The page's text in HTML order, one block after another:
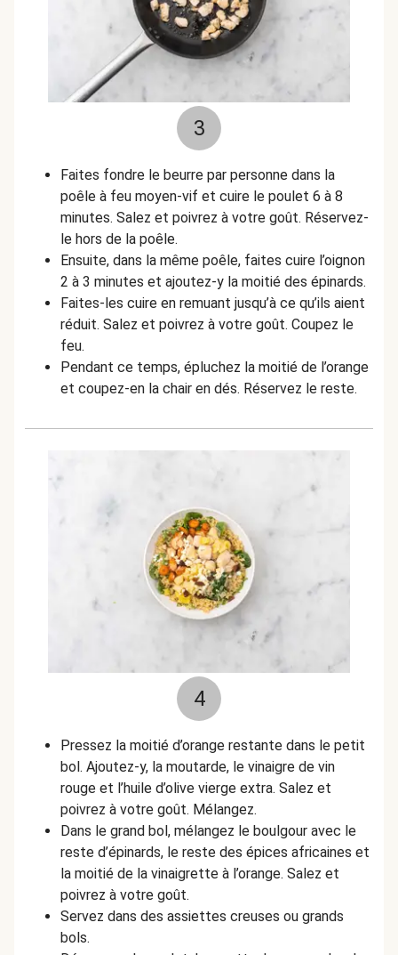
3
Faites fondre le beurre par personne dans la
poêle à feu moyen-vif et cuire le poulet 6 à 8
minutes. Salez et poivrez à votre goût. Réservez-
le hors de la poêle.
Ensuite, dans la même poêle, faites cuire l’oignon
2 à 3 minutes et ajoutez-y la moitié des épinards.
Faites-les cuire en remuant jusqu’à ce qu’ils aient
réduit. Salez et poivrez à votre goût. Coupez le
feu.
Pendant ce temps, épluchez la moitié de l’orange
et coupez-en la chair en dés. Réservez le reste.
4
Pressez la moitié d’orange restante dans le petit
bol. Ajoutez-y, la moutarde, le vinaigre de vin
rouge et l’huile d’olive vierge extra. Salez et
poivrez à votre goût. Mélangez.
Dans le grand bol, mélangez le boulgour avec le
reste d’épinards, le reste des épices africaines et
la moitié de la vinaigrette à l’orange. Salez et
poivrez à votre goût.
Servez dans des assiettes creuses ou grands
bols.